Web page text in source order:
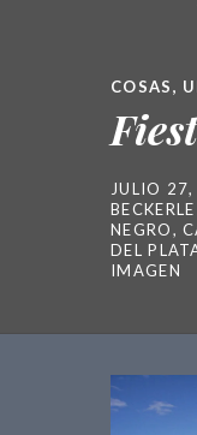
COSAS,
JULIO
BECKERLE
NEGRO,
DEL
IMAGEN